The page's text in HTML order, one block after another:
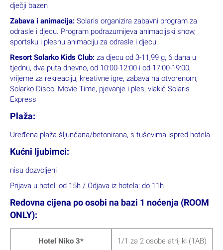
dječji bazen
Zabava i animacija: Solaris organizira zabavni program za
odrasle i djecu. Program podrazumijeva animacijski show,
sportsku i plesnu animaciju za odrasle i djecu.
Resort Solarko Kids Club: za djecu od 3-11,99 g, 6 dana u
tjednu, dva puta dnevno, od 10:00-12:00 i od 17:00-19:00,
vrijeme za rekreaciju, kreativne igre, zabava na otvorenom,
Solarko Disco, Movie Time, pjevanje i ples, vlakić Solaris
Express
Plaža:
Uređena plaža šljunčana/betonirana, s tuševima ispred hotela.
Kućni ljubimci:
nisu dozvoljeni
Prijava u hotel: od 15h / Odjava iz hotela: do 11h
Redovna cijena po osobi na bazi 1 noćenja (ROOM
ONLY):
Hotel Niko 3* 1/1 za 2 osobe atrij kl (1AB)